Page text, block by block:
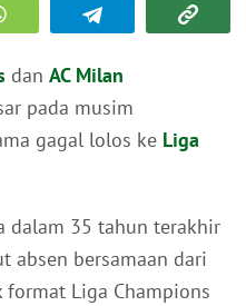
dan AC Milan
pada musim
gagal lolos ke Liga
dalam 35 tahun terakhir
absen bersamaan dari
Liga Champions